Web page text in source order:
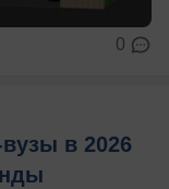
0
в 2026